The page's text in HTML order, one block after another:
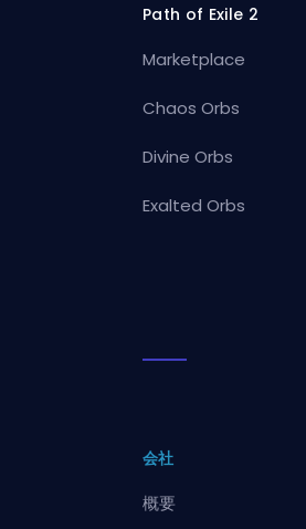
Path of Exile 2
Marketplace
Chaos Orbs
Divine Orbs
Exalted Orbs
会社
概要